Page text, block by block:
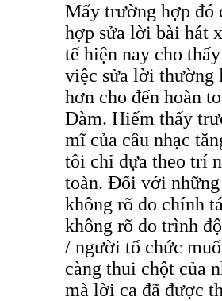
Mấy trường hợp đó
hợp sửa lời bài hát
tế hiện nay cho
việc sửa lời thường
hơn cho đến hoàn
Đàm. Hiếm thấy
mĩ của câu nhạc
tôi chỉ dựa theo trí
toàn. Đối với
không rõ do chính
không rõ do trình
/ người tổ chức
càng thui chột của
mà lời ca đã được